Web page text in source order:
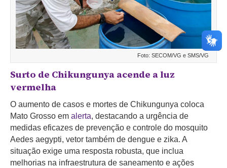
Foto: SECOM/VG e SMS/VG
Surto de Chikungunya acende a luz
vermelha
O aumento de casos e mortes de Chikungunya coloca
Mato Grosso em alerta, destacando a urgência de
medidas eficazes de prevenção e controle do mosquito
Aedes aegypti, vetor também de dengue e zika. A
situação exige uma resposta robusta, que inclua
melhorias na infraestrutura de saneamento e ações